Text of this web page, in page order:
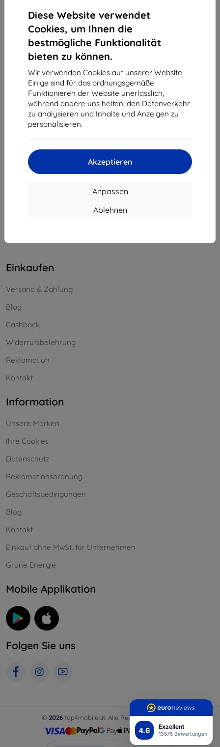
4.6 Exzellent
13575 Bewertungen
Diese Website verwendet
Cookies, um Ihnen die
bestmögliche Funktionalität
bieten zu können.
Wir verwenden Cookies auf unserer Website.
Einige sind für das ordnungsgemäße
Funktionieren der Website unerlässlich,
während andere uns helfen, den Datenverkehr
zu analysieren und Inhalte und Anzeigen zu
personalisieren.
Akzeptieren
Anpassen
Ablehnen
Shield-Sk s.r.o.
Ulica Rudolfa Mocka 3750/2A
841 04 Bratislava
Unternehmens-ID:46701494
USt-IdNr.:SK2023549671
info@top4mobile.eu
Einkaufen
Versand & Zahlung
Blog
Cashback
Widerrufsbelehrung
Reklamation
Kontakt
Information
Unsere Marken
Ihre Cookies
Datenschutz
Reklamationsordnung
Geschäftsbedingungen
Blog
Kontakt
Einkauf ohne MwSt. für Unternehmen
Grüne Energie
Mobile Applikation
Folgen Sie uns
© 2026top4mobile.at. Alle Rechte vorbehalten.